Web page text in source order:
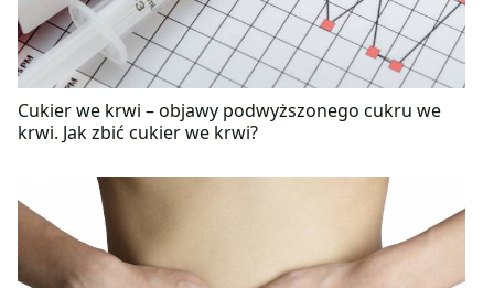
Cukier we krwi – objawy podwyższonego cukru we
krwi. Jak zbić cukier we krwi?